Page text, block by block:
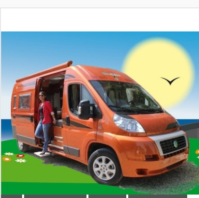
Fourgon-
Forum de conseils et d'entraide des utilisateurs de